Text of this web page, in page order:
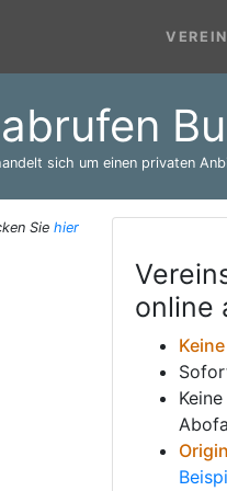
sich um einen privaten
Sie hier
online